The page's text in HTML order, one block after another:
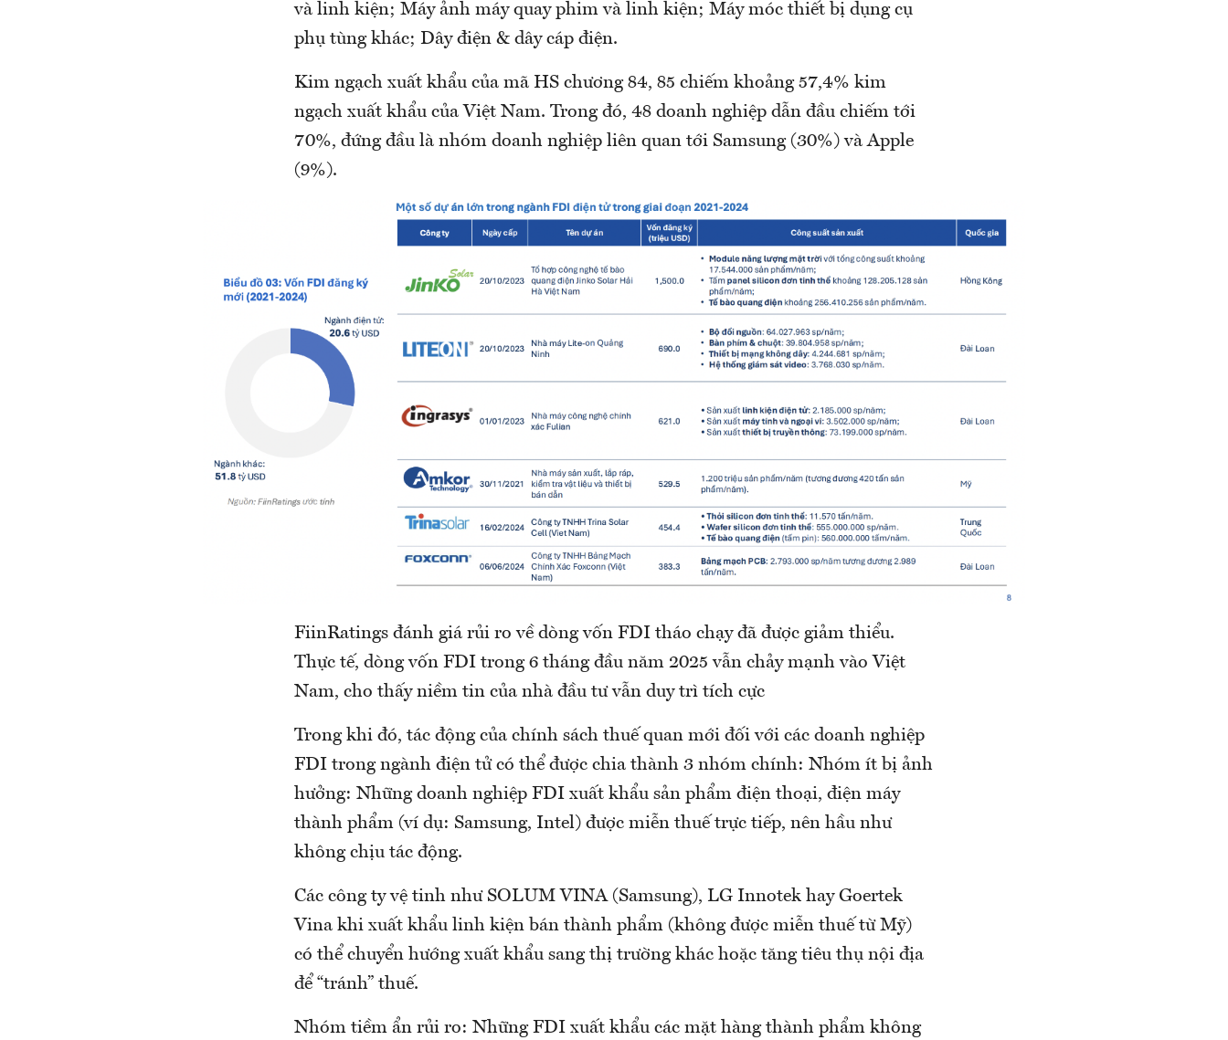
và linh kiện; Máy ảnh máy quay phim và linh kiện; Máy móc thiết bị dụng cụ
phụ tùng khác; Dây điện & dây cáp điện.
Kim ngạch xuất khẩu của mã HS chương 84, 85 chiếm khoảng 57,4% kim
ngạch xuất khẩu của Việt Nam. Trong đó, 48 doanh nghiệp dẫn đầu chiếm tới
70%, đứng đầu là nhóm doanh nghiệp liên quan tới Samsung (30%) và Apple
(9%).
FiinRatings đánh giá rủi ro về dòng vốn FDI tháo chạy đã được giảm thiểu.
Thực tế, dòng vốn FDI trong 6 tháng đầu năm 2025 vẫn chảy mạnh vào Việt
Nam, cho thấy niềm tin của nhà đầu tư vẫn duy trì tích cực
Trong khi đó, tác động của chính sách thuế quan mới đối với các doanh nghiệp
FDI trong ngành điện tử có thể được chia thành 3 nhóm chính: Nhóm ít bị ảnh
hưởng: Những doanh nghiệp FDI xuất khẩu sản phẩm điện thoại, điện máy
thành phẩm (ví dụ: Samsung, Intel) được miễn thuế trực tiếp, nên hầu như
không chịu tác động.
Các công ty vệ tinh như SOLUM VINA (Samsung), LG Innotek hay Goertek
Vina khi xuất khẩu linh kiện bán thành phẩm (không được miễn thuế từ Mỹ)
có thể chuyển hướng xuất khẩu sang thị trường khác hoặc tăng tiêu thụ nội địa
để “tránh” thuế.
Nhóm tiềm ẩn rủi ro: Những FDI xuất khẩu các mặt hàng thành phẩm không